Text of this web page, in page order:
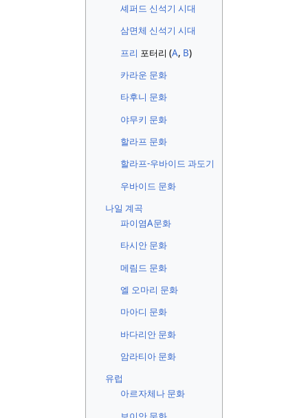
셰퍼드 신석기 시대
삼면체 신석기 시대
프리 포터리 (A, B)
카라운 문화
타후니 문화
야무키 문화
할라프 문화
할라프-우바이드 과도기
우바이드 문화
나일 계곡
파이염A문화
타시안 문화
메림드 문화
엘 오마리 문화
마아디 문화
바다리안 문화
암라티아 문화
유럽
아르자체나 문화